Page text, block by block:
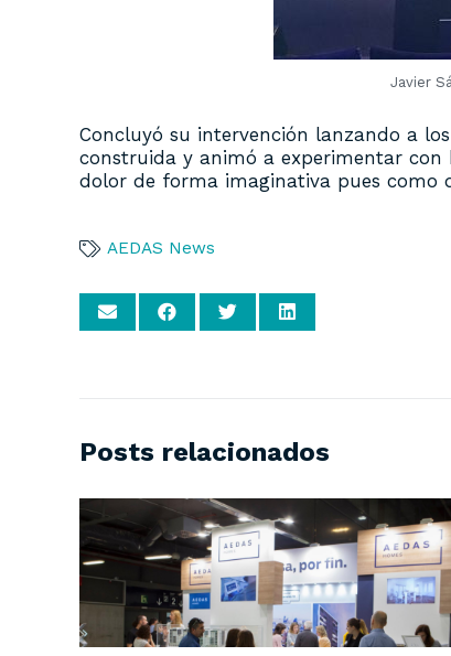
Javier
Concluyó su intervención lanzando a
construida y animó a experimentar
dolor de forma imaginativa pues como
AEDAS News
Posts relacionados